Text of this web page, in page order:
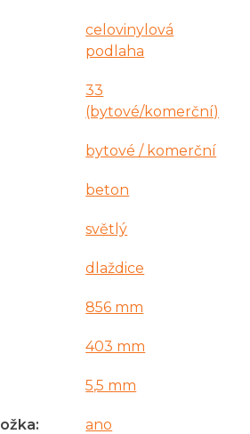
celovinylová
podlaha
33
(bytové/komerční)
bytové / komerční
beton
světlý
dlaždice
856 mm
403 mm
5,5 mm
: ano